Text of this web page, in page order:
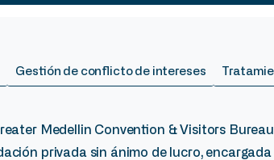
Gestión de conflicto de intereses
Medellin Convention & Visitors
privada sin ánimo de lucro, encargada